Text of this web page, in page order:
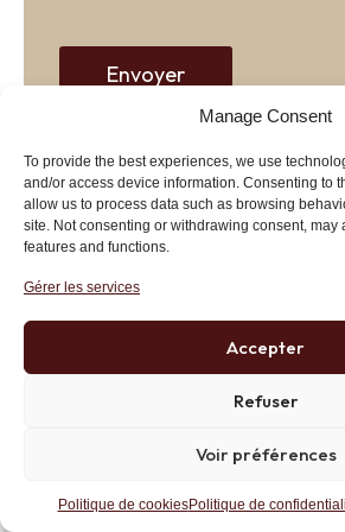
Manage Consent
To provide the best experiences, we use
and/or access device information. Consenting to
allow us to process data such as browsing
site. Not consenting or withdrawing consent, may
features and functions.
Gérer les services
Accepter
Refuser
Voir préférences
Politique de cookiesPolitique de
spartacus15 juillet 2014 at 20 h
d’égalité que d’équité.
L’inégalité n’a jamais été
Quand les gens voient un
vivant à côté d’un multi-
habituellement ils ne se
sentiment de dégoût et
b
Envoyer